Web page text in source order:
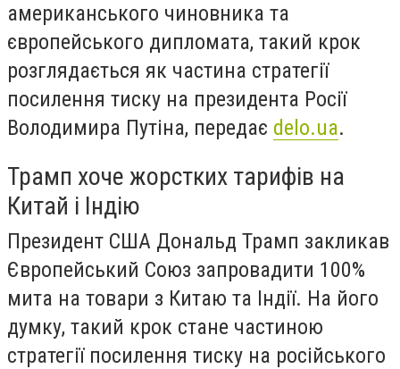
американського чиновника та
європейського дипломата, такий крок
розглядається як частина стратегії
посилення тиску на президента Росії
Володимира Путіна, передає delo.ua.
Трамп хоче жорстких тарифів на
Китай і Індію
Президент США Дональд Трамп закликав
Європейський Союз запровадити 100%
мита на товари з Китаю та Індії. На його
думку, такий крок стане частиною
стратегії посилення тиску на російського